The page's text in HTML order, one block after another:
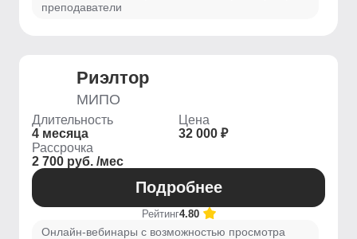
преподаватели
Риэлтор
МИПО
Длительность
4 месяца
Цена
32 000 ₽
Рассрочка
2 700 руб. /мес
Подробнее
Рейтинг4.80
Онлайн-вебинары с возможностью просмотра